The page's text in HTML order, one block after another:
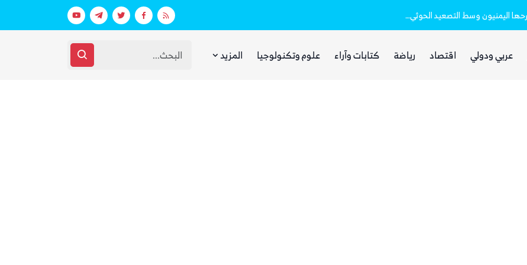
الصمت السعودي والتردد الحكومي.. أسئلة يطرحها اليمنيون وسط التصعيد الحوثي الأخير بعد يومين من الانفجار.. الحوثيون ينتشلون جثث 26 من عناصر «القوة الصاروخية» في نفق بين الحيمة ومناخة
عربي ودولي اقتصاد رياضة كتابات وآراء علوم وتكنولوجيا المزيد